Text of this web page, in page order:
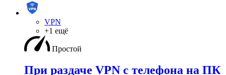
VPN
+1 ещё
Простой
При раздаче VPN с телефона на ПК